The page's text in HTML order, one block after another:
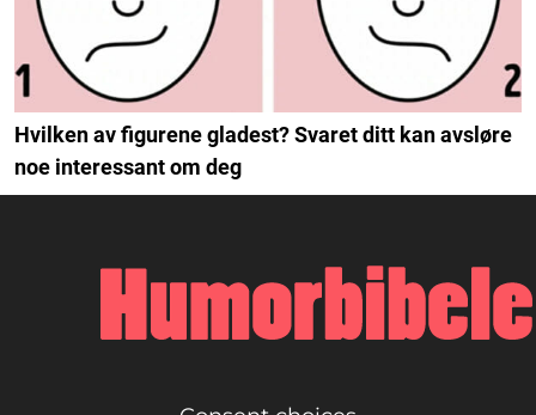
Hvilken av figurene gladest? Svaret ditt kan avsløre
noe interessant om deg